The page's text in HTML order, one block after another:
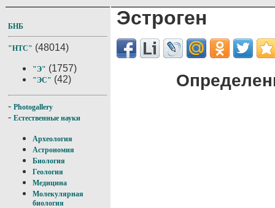
БНБ
"НТС" (48014)
"Э" (1757)
"ЭС" (42)
- Photogallery
- Естественные науки
Археология
Астрономия
Биология
Геология
Медицина
Молекулярная
биология
Эстроген